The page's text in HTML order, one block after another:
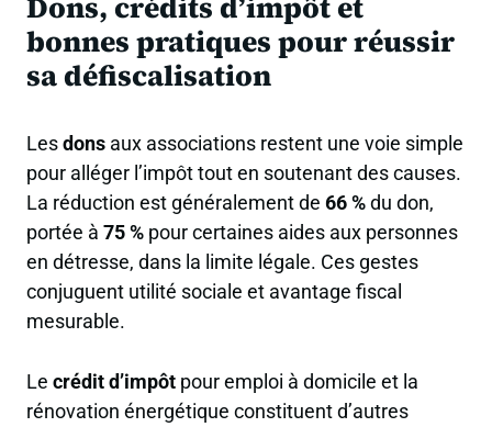
données et cliquez sur "Calculer".
Dons, crédits d’impôt et
bonnes pratiques pour réussir
sa défiscalisation
Lesdons aux associations restent une voie simple
pour alléger l’impôt tout en soutenant des causes.
La réduction est généralement de 66 %du don,
portée à 75 % pour certaines aides aux personnes
en détresse, dans la limite légale. Ces gestes
conjuguent utilité sociale et avantage fiscal
mesurable.
Le crédit d’impôt pour emploi à domicile et la
rénovation énergétique constituent d’autres